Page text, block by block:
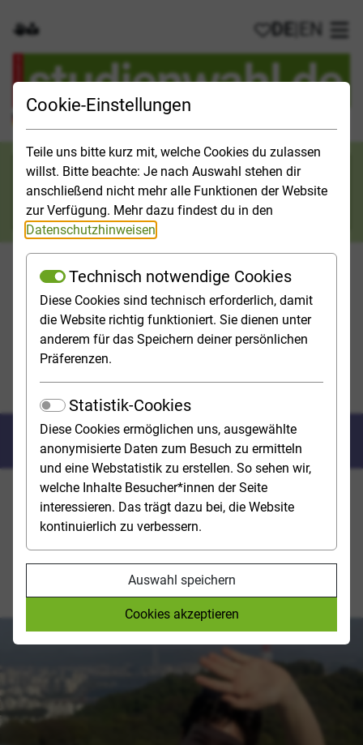
Cookie-Einstellungen
Teile uns bitte kurz mit, welche Cookies du zulassen
willst. Bitte beachte: Je nach Auswahl stehen dir
anschließend nicht mehr alle Funktionen der Website
zur Verfügung. Mehr dazu findest du in den
Datenschutzhinweisen
Technisch notwendige Cookies
Diese Cookies sind technisch erforderlich, damit
die Website richtig funktioniert. Sie dienen unter
anderem für das Speichern deiner persönlichen
Präferenzen.
Statistik-Cookies
Diese Cookies ermöglichen uns, ausgewählte
anonymisierte Daten zum Besuch zu ermitteln
und eine Webstatistik zu erstellen. So sehen wir,
welche Inhalte Besucher*innen der Seite
interessieren. Das trägt dazu bei, die Website
kontinuierlich zu verbessern.
Auswahl speichern
Cookies akzeptieren
Gebärdensprache
Leichte Sprache
Meine
DE EN
Suchkategorie
Orientieren Studieninfos Studienfelder
StartseiteTop-Themen
Hana, dul, set, Seoul
gegen den auf den N Seoul Tower: Das
International Office der Universität zu Köln fühlte sie
sich dabei bestens unterstützt.